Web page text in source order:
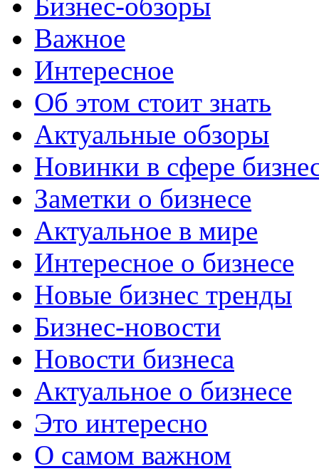
Важное
Интересное
Об этом стоит знать
Актуальные обзоры
Новинки в сфере
Заметки о бизнесе
Актуальное в мире
Интересное о бизнесе
Новые бизнес тренды
Бизнес-новости
Новости бизнеса
Актуальное о бизнесе
Это интересно
О самом важном